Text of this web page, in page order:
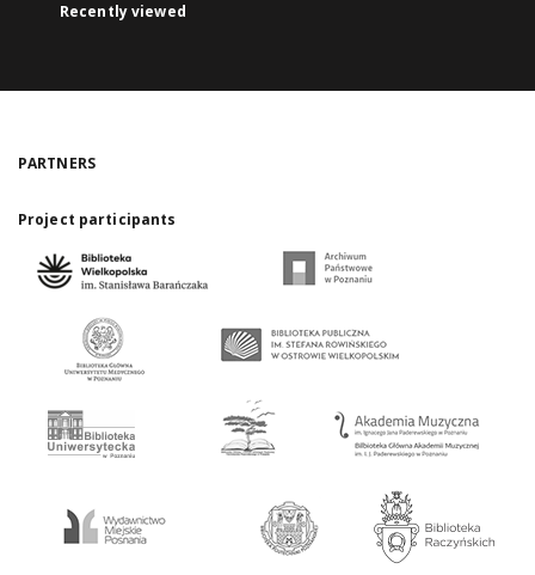
Recently viewed
PARTNERS
Project participants